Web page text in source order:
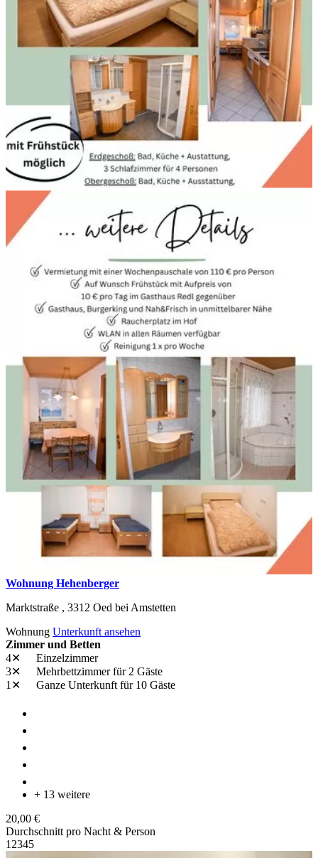
Wohnung Hehenberger
Marktstraße , 3312 Oed bei Amstetten
Wohnung Unterkunft ansehen
Zimmer und Betten
4✕
Einzelzimmer
3✕
Mehrbettzimmerfür 2 Gäste
1✕
Ganze Unterkunft für 10 Gäste
+ 13 weitere
20,00 €
Durchschnitt pro Nacht & Person
1 2345